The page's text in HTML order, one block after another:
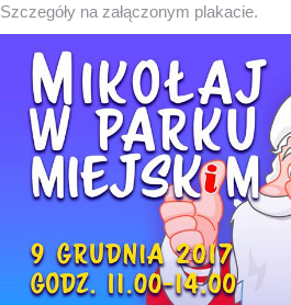
Szczegóły na załączonym plakacie.